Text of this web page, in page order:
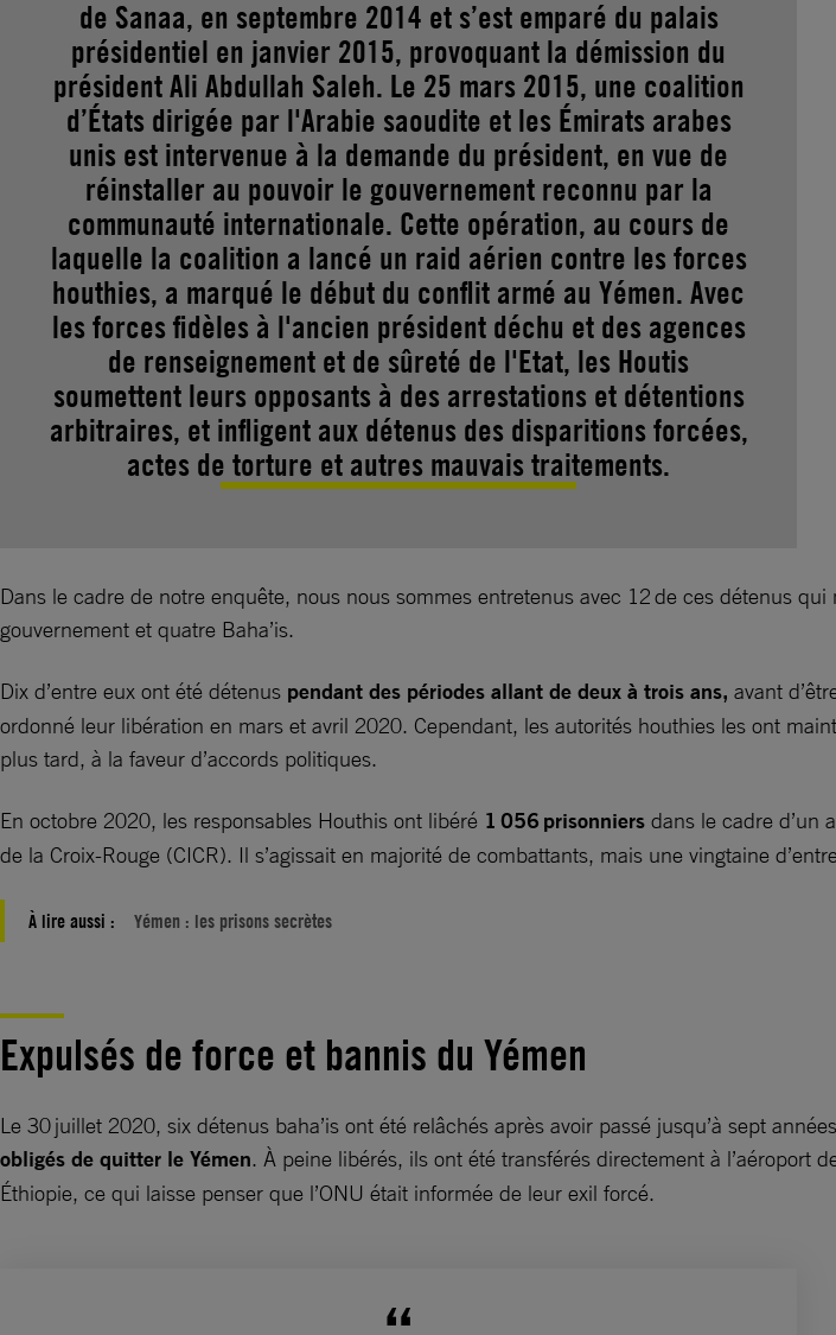
de Sanaa, en septembre 2014 et s’est emparé du palais
présidentiel en janvier 2015, provoquant la démission du
président Ali Abdullah Saleh. Le 25 mars 2015, une coalition
d’États dirigée par l'Arabie saoudite et les Émirats arabes
unis est intervenue à la demande du président, en vue de
réinstaller au pouvoir le gouvernement reconnu par la
communauté internationale. Cette opération, au cours de
laquelle la coalition a lancé un raid aérien contre les forces
houthies, a marqué le début du conflit armé au Yémen. Avec
les forces fidèles à l'ancien président déchu et des agences
de renseignement et de sûreté de l'Etat, les Houtis
soumettent leurs opposants à des arrestations et détentions
arbitraires, et infligent aux détenus des disparitions forcées,
actes de torture et autres mauvais traitements.
Dans le cadre de notre enquête, nous nous sommes entretenus avec 12 de ces détenus
gouvernement et quatre Baha’is.
Dix d’entre eux ont été détenus pendant des périodes allant de deux à trois ans, avant
ordonné leur libération en mars et avril 2020. Cependant, les autorités houthies les ont
plus tard, à la faveur d’accords politiques.
En octobre 2020, les responsables Houthis ont libéré 1 056 prisonniers dans le cadre d’un
de la Croix-Rouge (CICR). Il s’agissait en majorité de combattants, mais une vingtaine
À lire aussi : Yémen : les prisons secrètes
Expulsés de force et bannis du Yémen
Le 30 juillet 2020, six détenus baha’is ont été relâchés après avoir passé jusqu’à sept
obligés de quitter le Yémen. À peine libérés, ils ont été transférés directement à l’aéroport
Éthiopie, ce qui laisse penser que l’ONU était informée de leur exil forcé.